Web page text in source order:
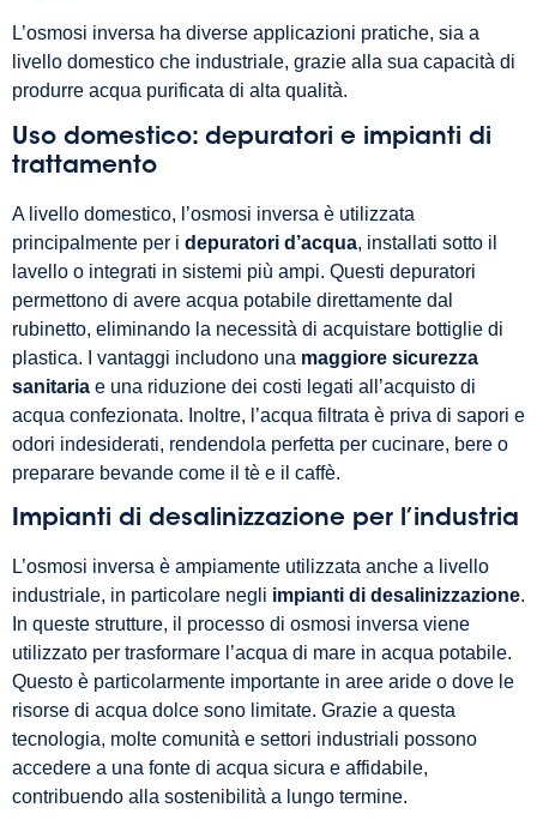
L’osmosi inversa ha diverse applicazioni pratiche, sia a
livello domestico che industriale, grazie alla sua capacità di
produrre acqua purificata di alta qualità.
Uso domestico: depuratori e impianti di
trattamento
A livello domestico, l’osmosi inversa è utilizzata
principalmente per i depuratori d’acqua, installati sotto il
lavello o integrati in sistemi più ampi. Questi depuratori
permettono di avere acqua potabile direttamente dal
rubinetto, eliminando la necessità di acquistare bottiglie di
plastica. I vantaggi includono una maggiore sicurezza
sanitaria e una riduzione dei costi legati all’acquisto di
acqua confezionata. Inoltre, l’acqua filtrata è priva di sapori e
odori indesiderati, rendendola perfetta per cucinare, bere o
preparare bevande come il tè e il caffè.
Impianti di desalinizzazione per l’industria
L’osmosi inversa è ampiamente utilizzata anche a livello
industriale, in particolare negli impianti di desalinizzazione.
In queste strutture, il processo di osmosi inversa viene
utilizzato per trasformare l’acqua di mare in acqua potabile.
Questo è particolarmente importante in aree aride o dove le
risorse di acqua dolce sono limitate. Grazie a questa
tecnologia, molte comunità e settori industriali possono
accedere a una fonte di acqua sicura e affidabile,
contribuendo alla sostenibilità a lungo termine.